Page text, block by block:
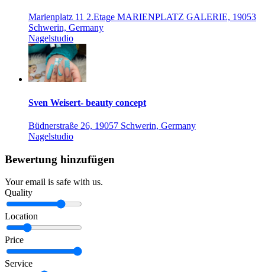
Marienplatz 11 2.Etage MARIENPLATZ GALERIE, 19053
Schwerin, Germany
Nagelstudio
Sven Weisert- beauty concept
Büdnerstraße 26, 19057 Schwerin, Germany
Nagelstudio
Bewertung hinzufügen
Your email is safe with us.
Quality
Location
Price
Service